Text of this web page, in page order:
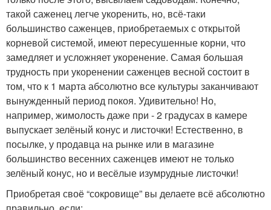
такой саженец легче укоренить, но, всё-таки
большинство саженцев, приобретаемых с открытой
корневой системой, имеют пересушенные корни, что
замедляет и усложняет укоренение. Самая большая
трудность при укоренении саженцев весной состоит в
том, что к 1 марта абсолютно все культуры заканчивают
вынужденный период покоя. Удивительно! Но,
например, жимолость даже при - 2 градусах в камере
выпускает зелёный конус и листочки! Естественно, в
посылке, у продавца на рынке или в магазине
большинство весенних саженцев имеют не только
зелёный конус, но и весёлые изумрудные листочки!
Приобретая своё “сокровище” вы делаете всё абсолютно